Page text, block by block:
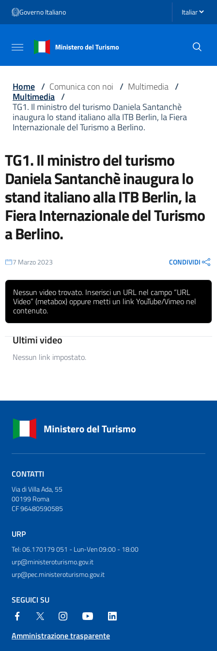
Vai al menu di navigazione
Vai al footer
Governo Italiano Seleziona
Attiva / disattiva la navigazione
Home / Comunica con noi / Multimedia /
Multimedia /
TG1. Il ministro del turismo Daniela Santanchè
inaugura lo stand italiano alla ITB Berlin, la Fiera
Internazionale del Turismo a Berlino.
TG1. Il ministro del turismo
Daniela Santanchè inaugura lo
stand italiano alla ITB Berlin, la
Fiera Internazionale del Turismo
a Berlino.
7 Marzo 2023 CONDIVIDI
Nessun video trovato. Inserisci un URL nel campo “URL
Video” (metabox) oppure metti un link YouTube/Vimeo nel
contenuto.
Ultimi video
Nessun link impostato.
CONTATTI
Via di Villa Ada, 55
00199 Roma
CF 96480590585
URP
Tel: 06.170179 051 - Lun-Ven 09:00 - 18:00
urp@ministeroturismo.gov.it
urp@pec.ministeroturismo.gov.it
SEGUICI SU
Amministrazione trasparente